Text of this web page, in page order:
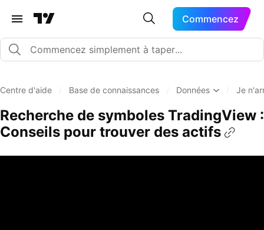
Commencez
Centre d'aide Base de connaissances Données Je
Recherche de symboles TradingView :
Conseils pour trouver des actifs